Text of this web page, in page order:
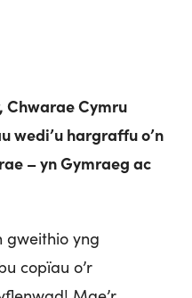
Chwarae Cymru
wedi’u hargraffu o’n
– yn Gymraeg ac
gweithio yng
copïau o’r